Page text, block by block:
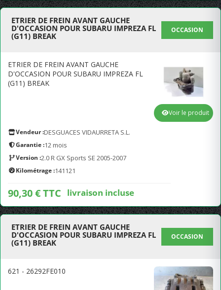
ETRIER DE FREIN AVANT GAUCHE
D'OCCASION POUR SUBARU IMPREZA FL
(G11) BREAK
OCCASION
ETRIER DE FREIN AVANT GAUCHE
D'OCCASION POUR SUBARU IMPREZA FL
(G11) BREAK
Vendeur :DESGUACES VIDAURRETA S.L.
Garantie :12 mois
Version :2.0 R GX Sports SE 2005-2007
Kilométrage :141121
90,30 € TTC livraison incluse
Voir le produit
ETRIER DE FREIN AVANT GAUCHE
D'OCCASION POUR SUBARU IMPREZA FL
(G11) BREAK
OCCASION
621 - 26292FE010